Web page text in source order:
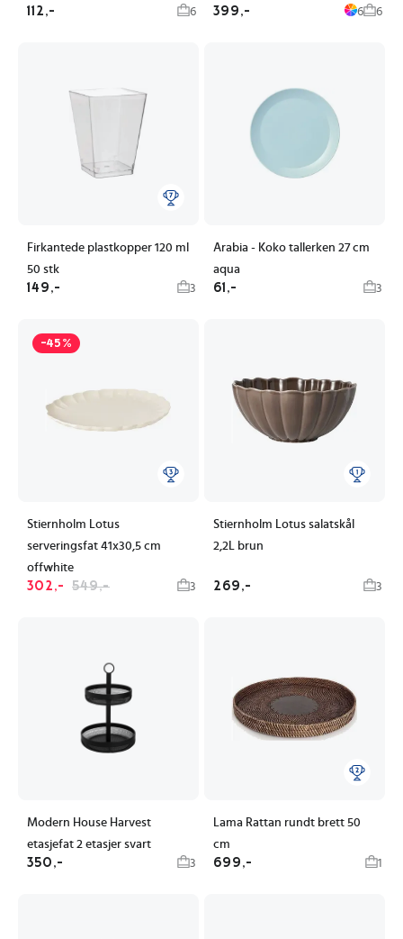
112,- 6 399,- 6 6
Firkantede plastkopper 120 ml
50 stk
149,- 3
Arabia - Koko tallerken 27 cm
aqua
61,- 3
-45%
Stiernholm Lotus
serveringsfat 41x30,5 cm
offwhite
302,- 549,- 3
Stiernholm Lotus salatskål
2,2L brun
269,- 3
Modern House Harvest
etasjefat 2 etasjer svart
350,- 3
Lama Rattan rundt brett 50
cm
699,- 1